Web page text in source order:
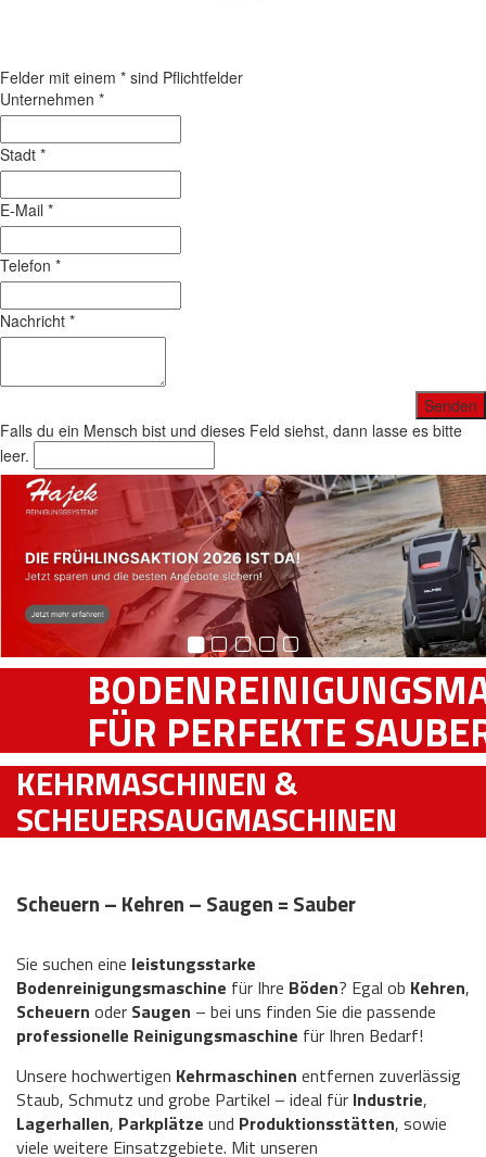
Felder mit einem * sind Pflichtfelder
Unternehmen *
Stadt *
E-Mail *
Telefon *
Nachricht *
Falls du ein Mensch bist und dieses Feld siehst, dann lasse es bitte
leer.
FÜR PERFEKTE
KEHRMASCHINEN &
SCHEUERSAUGMASCHINEN
Scheuern – Kehren – Saugen = Sauber
Sie suchen eine leistungsstarke
Bodenreinigungsmaschine für Ihre Böden? Egal ob Kehren,
Scheuern oder Saugen – bei uns finden Sie die passende
professionelle Reinigungsmaschine für Ihren Bedarf!
Unsere hochwertigen Kehrmaschinen entfernen zuverlässig
Staub, Schmutz und grobe Partikel – ideal für Industrie,
Lagerhallen, Parkplätze und Produktionsstätten, sowie
viele weitere Einsatzgebiete. Mit unseren